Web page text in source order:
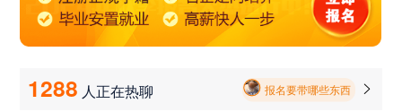
1288 人正在热聊
学校环境怎么样啊 视频上看上去还挺不 错的 有实地去看过的么
学校里面的漂亮女孩子多不多呀
报名要带哪些东西 
电子技术应用 50 35 技能证书+学历证书 立即预约
技能证书+学历证书 立即预约
烹饪(中式烹调) 40